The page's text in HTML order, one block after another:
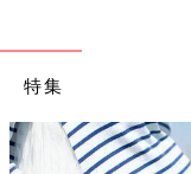
たいです。知ってい
なかった虫の顔が、
読者に語りかけてく
だけでなく、同じ地
特集